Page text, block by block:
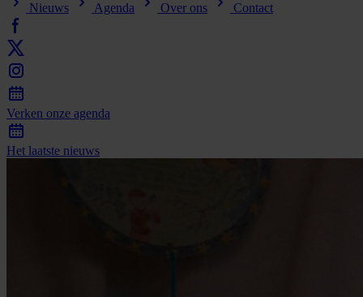
Nieuws
Agenda Over ons Contact
Verken onze agenda
Het laatste nieuws